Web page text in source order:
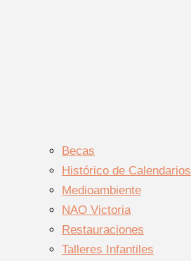
Becas
Histórico de Calendarios
Medioambiente
NAO Victoria
Restauraciones
Talleres Infantiles